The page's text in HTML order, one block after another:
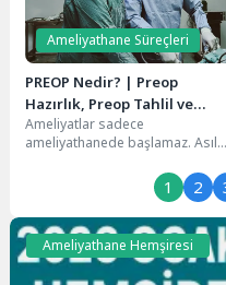
Ameliyathane Süreçleri
PREOP Nedir? | Preop
Hazırlık, Preop Tahlil ve
Preoperatif Süreç Rehberi
Ameliyatlar sadece
ameliyathanede başlamaz. Asıl
yani preop (preoperatif) dönem
1 2
Ameliyathane Hemşiresi